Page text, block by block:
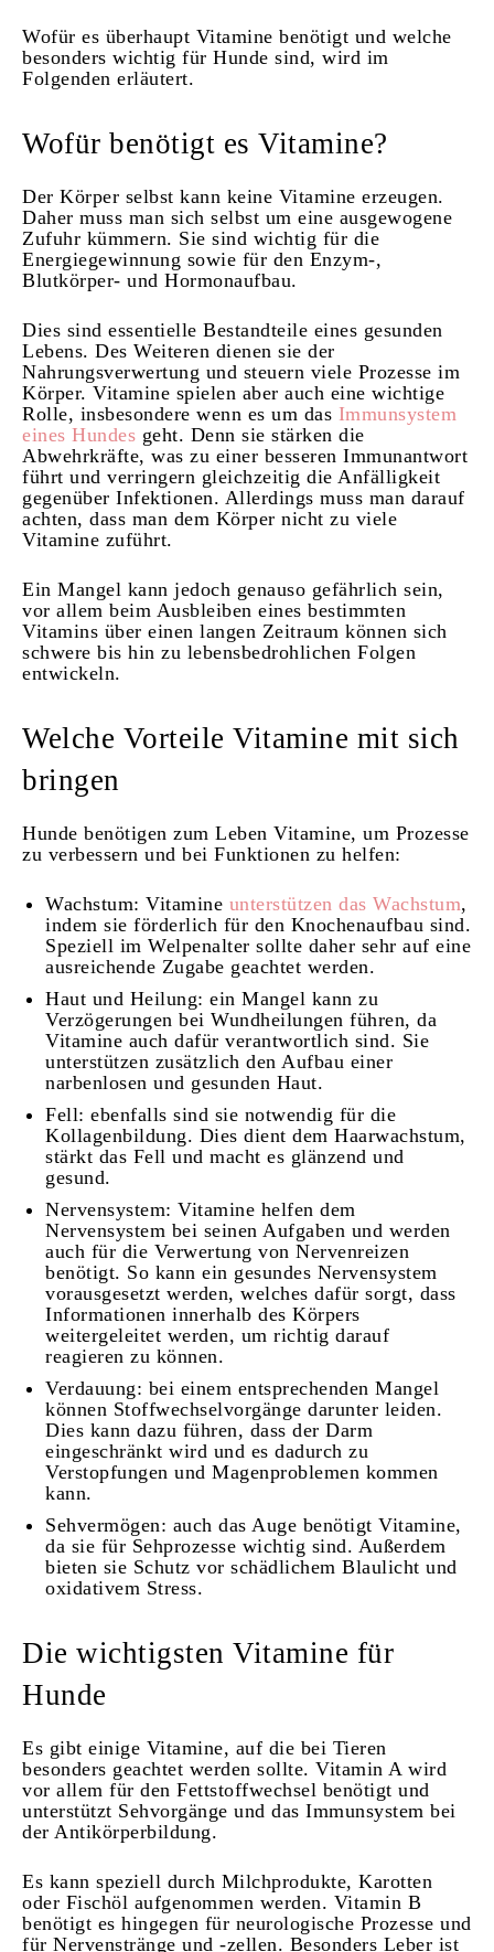
Wofür es überhaupt Vitamine benötigt und welche
besonders wichtig für Hunde sind, wird im
Folgenden erläutert.
Wofür benötigt es Vitamine?
Der Körper selbst kann keine Vitamine erzeugen.
Daher muss man sich selbst um eine ausgewogene
Zufuhr kümmern. Sie sind wichtig für die
Energiegewinnung sowie für den Enzym-,
Blutkörper- und Hormonaufbau.
Dies sind essentielle Bestandteile eines gesunden
Lebens. Des Weiteren dienen sie der
Nahrungsverwertung und steuern viele Prozesse im
Körper. Vitamine spielen aber auch eine wichtige
Rolle, insbesondere wenn es um das Immunsystem
eines Hundes geht. Denn sie stärken die
Abwehrkräfte, was zu einer besseren Immunantwort
führt und verringern gleichzeitig die Anfälligkeit
gegenüber Infektionen. Allerdings muss man darauf
achten, dass man dem Körper nicht zu viele
Vitamine zuführt.
Ein Mangel kann jedoch genauso gefährlich sein,
vor allem beim Ausbleiben eines bestimmten
Vitamins über einen langen Zeitraum können sich
schwere bis hin zu lebensbedrohlichen Folgen
entwickeln.
Welche Vorteile Vitamine mit sich
bringen
Hunde benötigen zum Leben Vitamine, um Prozesse
zu verbessern und bei Funktionen zu helfen:
Wachstum: Vitamine unterstützen das Wachstum,
indem sie förderlich für den Knochenaufbau sind.
Speziell im Welpenalter sollte daher sehr auf eine
ausreichende Zugabe geachtet werden.
Haut und Heilung: ein Mangel kann zu
Verzögerungen bei Wundheilungen führen, da
Vitamine auch dafür verantwortlich sind. Sie
unterstützen zusätzlich den Aufbau einer
narbenlosen und gesunden Haut.
Fell: ebenfalls sind sie notwendig für die
Kollagenbildung. Dies dient dem Haarwachstum,
stärkt das Fell und macht es glänzend und
gesund.
Nervensystem: Vitamine helfen dem
Nervensystem bei seinen Aufgaben und werden
auch für die Verwertung von Nervenreizen
benötigt. So kann ein gesundes Nervensystem
vorausgesetzt werden, welches dafür sorgt, dass
Informationen innerhalb des Körpers
weitergeleitet werden, um richtig darauf
reagieren zu können.
Verdauung: bei einem entsprechenden Mangel
können Stoffwechselvorgänge darunter leiden.
Dies kann dazu führen, dass der Darm
eingeschränkt wird und es dadurch zu
Verstopfungen und Magenproblemen kommen
kann.
Sehvermögen: auch das Auge benötigt Vitamine,
da sie für Sehprozesse wichtig sind. Außerdem
bieten sie Schutz vor schädlichem Blaulicht und
oxidativem Stress.
Die wichtigsten Vitamine für
Hunde
Es gibt einige Vitamine, auf die bei Tieren
besonders geachtet werden sollte. Vitamin A wird
vor allem für den Fettstoffwechsel benötigt und
unterstützt Sehvorgänge und das Immunsystem bei
der Antikörperbildung.
Es kann speziell durch Milchprodukte, Karotten
oder Fischöl aufgenommen werden. Vitamin B
benötigt es hingegen für neurologische Prozesse und
für Nervenstränge und -zellen. Besonders Leber ist